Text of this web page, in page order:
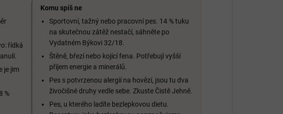
řídká
je jim
%
Komu spíš ne
Sportovní, tažný nebo pracovní pes. 14 % tuku
na skutečnou zátěž nestačí, sáhněte po
Vydatném Býkovi 32/18.
Štěně, březí nebo kojící fena. Potřebují vyšší
příjem energie a minerálů.
Pes s potvrzenou alergií na hovězí, jsou tu dva
živočišné druhy vedle sebe. Zkuste Čistě Jehně.
Pes, u kterého ladíte bezlepkovou dietu.